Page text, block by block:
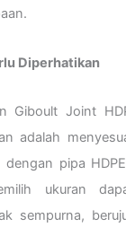
Diperhatikan
Giboult Joint
adalah
dengan pipa
ukuran
sempurna,